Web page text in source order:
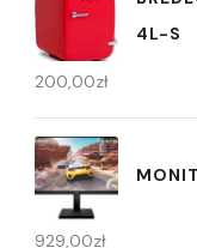
4L-S
200,00zł
929,00zł